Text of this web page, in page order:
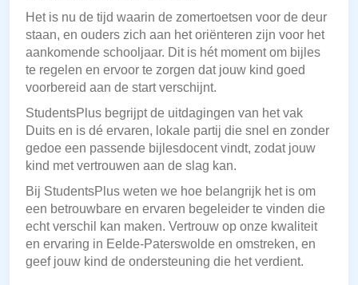
Het is nu de tijd waarin de zomertoetsen voor de deur
staan, en ouders zich aan het oriënteren zijn voor het
aankomende schooljaar. Dit is hét moment om bijles
te regelen en ervoor te zorgen dat jouw kind goed
voorbereid aan de start verschijnt.
StudentsPlus begrijpt de uitdagingen van het vak
Duits en is dé ervaren, lokale partij die snel en zonder
gedoe een passende bijlesdocent vindt, zodat jouw
kind met vertrouwen aan de slag kan.
Bij StudentsPlus weten we hoe belangrijk het is om
een betrouwbare en ervaren begeleider te vinden die
echt verschil kan maken. Vertrouw op onze kwaliteit
en ervaring in Eelde-Paterswolde en omstreken, en
geef jouw kind de ondersteuning die het verdient.